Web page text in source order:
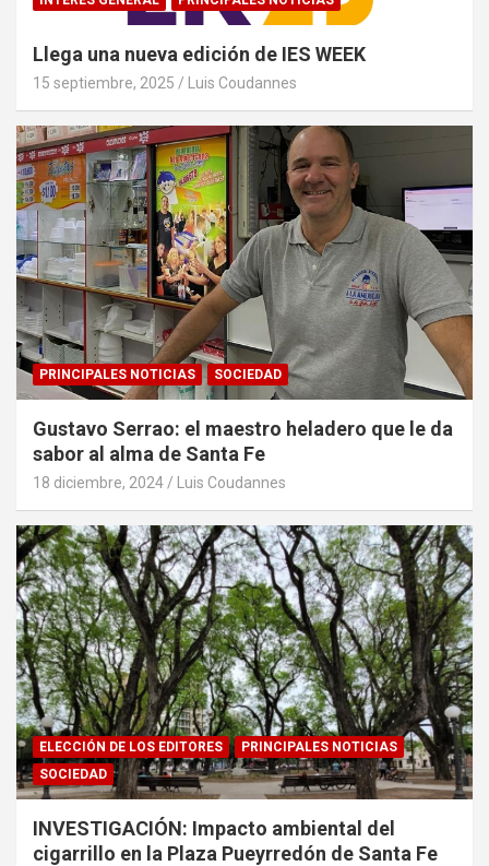
Llega una nueva edición de IES WEEK
15 septiembre, 2025 Luis Coudannes
PRINCIPALES NOTICIAS SOCIEDAD
Gustavo Serrao: el maestro heladero que le da
sabor al alma de Santa Fe
18 diciembre, 2024 Luis Coudannes
ELECCIÓN DE LOS EDITORES
PRINCIPALES NOTICIAS
SOCIEDAD
INVESTIGACIÓN: Impacto ambiental del
cigarrillo en la Plaza Pueyrredón de Santa Fe